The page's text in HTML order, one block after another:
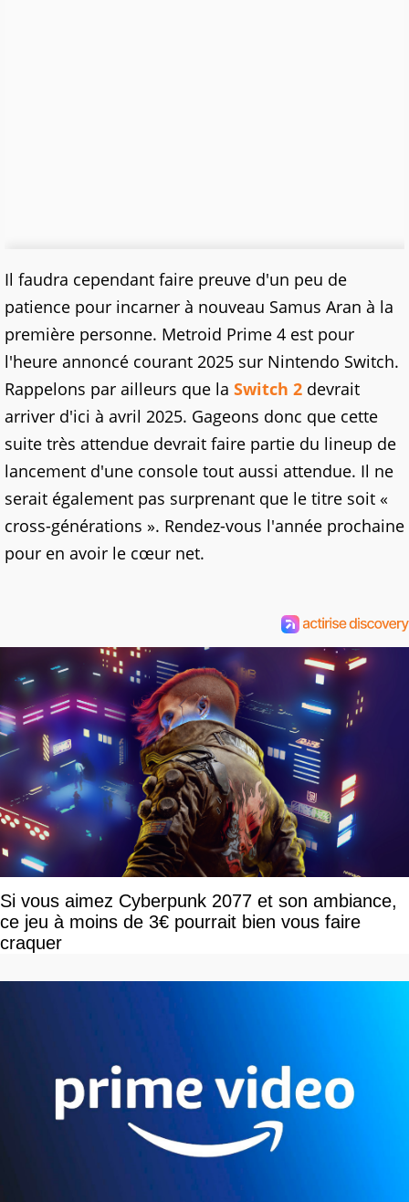
Il faudra cependant faire preuve d'un peu de
patience pour incarner à nouveau Samus Aran à la
première personne. Metroid Prime 4 est pour
l'heure annoncé courant 2025 sur Nintendo Switch.
Rappelons par ailleurs que la Switch 2 devrait
arriver d'ici à avril 2025. Gageons donc que cette
suite très attendue devrait faire partie du lineup de
lancement d'une console tout aussi attendue. Il ne
serait également pas surprenant que le titre soit «
cross-générations ». Rendez-vous l'année prochaine
pour en avoir le cœur net.
Si vous aimez Cyberpunk 2077 et son ambiance,
ce jeu à moins de 3€ pourrait bien vous faire
craquer